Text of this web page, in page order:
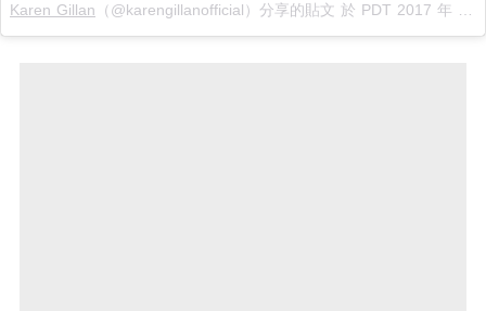
Karen Gillan （@karengillanofficial）分享的貼文 於 PDT 2017 年 9月 月 29 日 上午 8:30